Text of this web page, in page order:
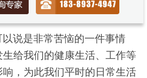
说是非常苦恼的一件事情
给我们的健康生活、工作等
，为此我们平时的日常生活